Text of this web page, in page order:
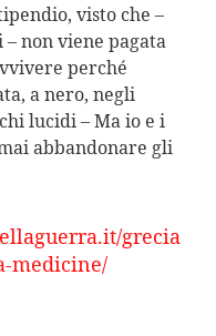
visto che –
non viene pagata
perché
a nero, negli
lucidi – Ma io e i
abbandonare gli
grecia
medicine/